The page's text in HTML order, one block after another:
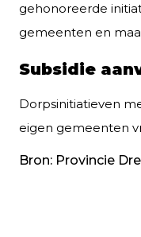
gehonoreerde
gemeenten en
Subsidie
Dorpsinitiatieven
eigen gemeenten
Bron: Provincie